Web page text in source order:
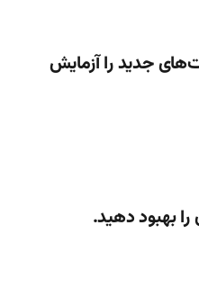
جدید را آزمایش
را بهبود دهید.